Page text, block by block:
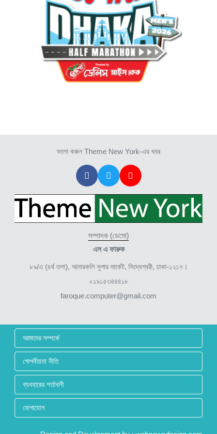
ফলো করুন Theme New York-এর খবর
সম্পাদক (ডেমো)
এস এ ফারুক
৮৯/এ (৪র্থ তলা), আনারকলি সুপার মার্কেট, সিদ্ধেশ্বরী, ঢাকা-১২১৭।
০১৯১৫৩৪৪৪১৮
faroque.computer@gmail.com
আমাদের সম্পর্কে
গোপনীয়তা নীতি
ব্যবহারের শর্তাবলী
যোগাযোগ